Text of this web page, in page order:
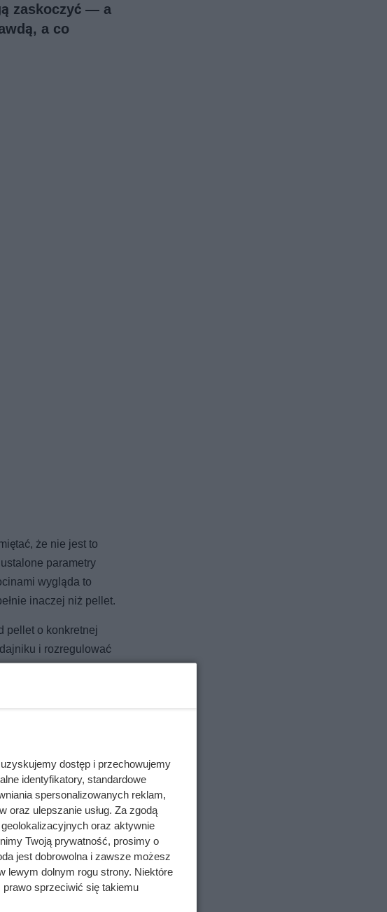
zaskoczyć — a
a co
że nie jest to
parametry
wygląda to
inaczej niż pellet.
pellet o konkretnej
i rozregulować
sadzy i
wymiennika oraz
dostęp i przechowujemy
identyfikatory, standardowe
spersonalizowanych reklam,
oraz ulepszanie usług. Za zgodą
oraz aktywnie
Twoją prywatność, prosimy o
jest dobrowolna i zawsze możesz
lewym dolnym rogu strony. Niektóre
sprzeciwić się takiemu